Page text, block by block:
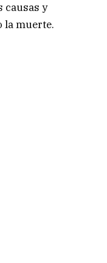
causas y
la muerte.